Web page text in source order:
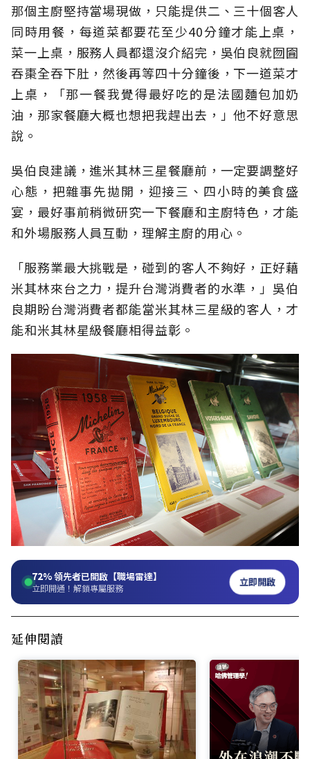
那個主廚堅持當場現做，只能提供二、三十個客人
同時用餐，每道菜都要花至少40分鐘才能上桌，
菜一上桌，服務人員都還沒介紹完，吳伯良就囫圇
吞棗全吞下肚，然後再等四十分鐘後，下一道菜才
上桌，「那一餐我覺得最好吃的是法國麵包加奶
油，那家餐廳大概也想把我趕出去，」他不好意思
說。
吳伯良建議，進米其林三星餐廳前，一定要調整好
心態，把雜事先拋開，迎接三、四小時的美食盛
宴，最好事前稍微研究一下餐廳和主廚特色，才能
和外場服務人員互動，理解主廚的用心。
「服務業最大挑戰是，碰到的客人不夠好，正好藉
米其林來台之力，提升台灣消費者的水準，」吳伯
良期盼台灣消費者都能當米其林三星級的客人，才
能和米其林星級餐廳相得益彰。
72%領先者已開啟【職場雷達】
立即開通！解鎖專屬服務 立即開啟
延伸閱讀